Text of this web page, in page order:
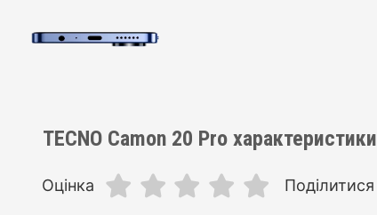
TECNO Camon 20 Pro характеристики
Оцінка Поділитися